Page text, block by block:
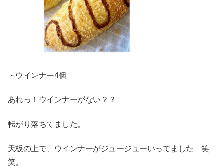
・ウインナー4個
あれっ！ウインナーがない？？
転がり落ちてました。
天板の上で、ウインナーがジュージューいってました 笑
笑。